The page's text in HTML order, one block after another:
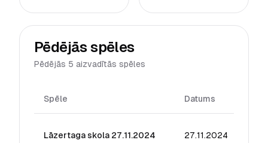
Pēdējās spēles
Pēdējās 5 aizvadītās spēles
Spēle Datums
Lāzertaga skola 27.11.2024 27.11.2024